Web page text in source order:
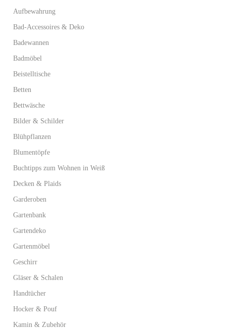
Aufbewahrung
Bad-Accessoires & Deko
Badewannen
Badmöbel
Beistelltische
Betten
Bettwäsche
Bilder & Schilder
Blühpflanzen
Blumentöpfe
Buchtipps zum Wohnen in Weiß
Decken & Plaids
Garderoben
Gartenbank
Gartendeko
Gartenmöbel
Geschirr
Gläser & Schalen
Handtücher
Hocker & Pouf
Kamin & Zubehör